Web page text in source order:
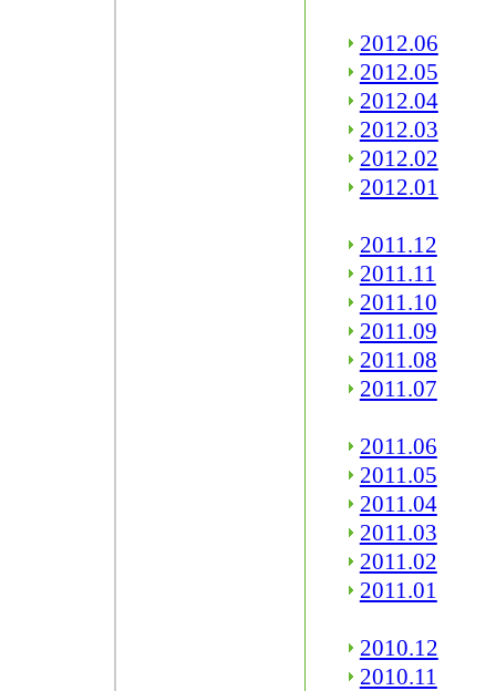
2012.06
2012.05
2012.04
2012.03
2012.02
2012.01
2011.12
2011.11
2011.10
2011.09
2011.08
2011.07
2011.06
2011.05
2011.04
2011.03
2011.02
2011.01
2010.12
2010.11